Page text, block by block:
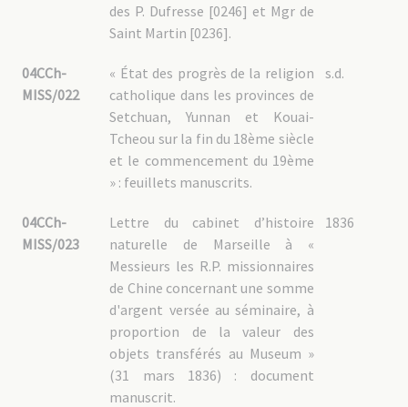
des P. Dufresse [0246] et Mgr de
Saint Martin [0236].
04CCh-
MISS/022
s.d.
« État des progrès de la religion
catholique dans les provinces de
Setchuan, Yunnan et Kouai-
Tcheou sur la fin du 18ème siècle
et le commencement du 19ème
» : feuillets manuscrits.
04CCh-
MISS/023
1836
Lettre du cabinet d’histoire
naturelle de Marseille à «
Messieurs les R.P. missionnaires
de Chine concernant une somme
d'argent versée au séminaire, à
proportion de la valeur des
objets transférés au Museum »
(31 mars 1836) : document
manuscrit.